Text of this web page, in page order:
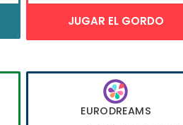
JUGAR EL GORDO
EURODREAMS